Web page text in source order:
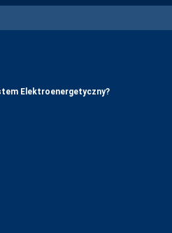
Elektroenergetyczny?